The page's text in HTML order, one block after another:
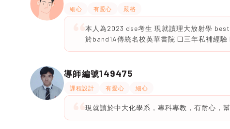
細心 有愛心 嚴格
本人為2023 dse考生 現就讀理大放射學
於band1A傳統名校英華書院 ❏三年私補經
導師編號149475
課程設計 有愛心 細心
現就讀於中大化學系，專科專教，有耐心，幫